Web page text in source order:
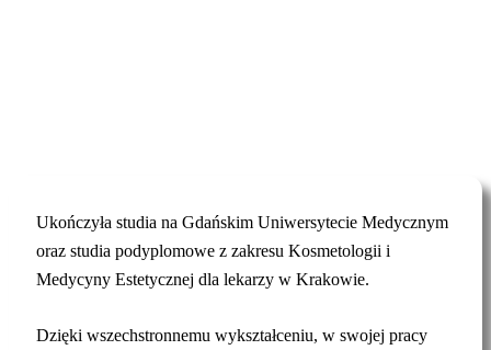
Ukończyła studia na Gdańskim Uniwersytecie Medycznym
oraz studia podyplomowe z zakresu Kosmetologii i
Medycyny Estetycznej dla lekarzy w Krakowie.
Dzięki wszechstronnemu wykształceniu, w swojej pracy